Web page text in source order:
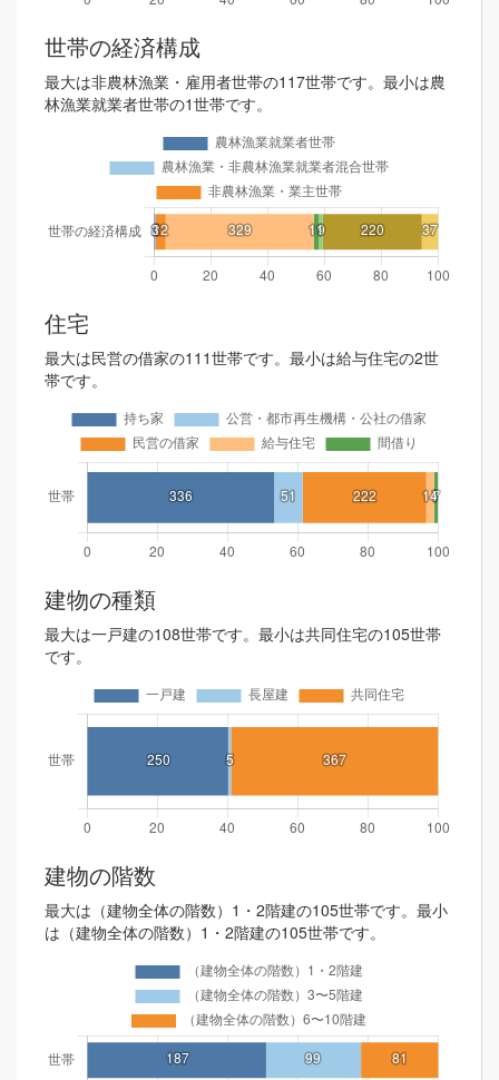
世帯の経済構成
最大は非農林漁業・雇用者世帯の117世帯です。最小は農
林漁業就業者世帯の1世帯です。
住宅
最大は民営の借家の111世帯です。最小は給与住宅の2世
帯です。
建物の種類
最大は一戸建の108世帯です。最小は共同住宅の105世帯
です。
建物の階数
最大は（建物全体の階数）1・2階建の105世帯です。最小
は（建物全体の階数）1・2階建の105世帯です。